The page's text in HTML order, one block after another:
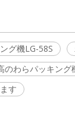
グ機LG-58S
のわらパッキング
す